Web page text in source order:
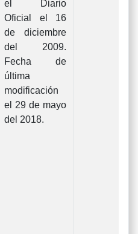
el Diario
Oficial el 16
de diciembre
del 2009.
Fecha de
última
modificación
el 29 de mayo
del 2018.